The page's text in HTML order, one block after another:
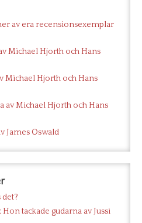
av era recensionsexemplar
Michael Hjorth och Hans
Michael Hjorth och Hans
av Michael Hjorth och Hans
James Oswald
tackade gudarna av Jussi